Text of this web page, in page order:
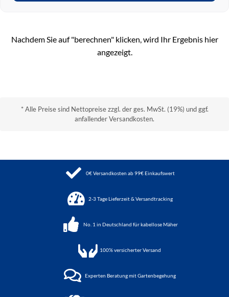
Nachdem Sie auf "berechnen" klicken, wird Ihr Ergebnis hier
angezeigt.
* Alle Preise sind Nettopreise zzgl. der ges. MwSt. (19%) und ggf.
anfallender Versandkosten.
0€ Versandkosten ab 99€ Einkaufswert
2-3 Tage Lieferzeit & Versandtracking
No. 1 in Deutschland für kabellose Mäher
100%versicherter Versand
Experten Beratung mit Gartenbegehung